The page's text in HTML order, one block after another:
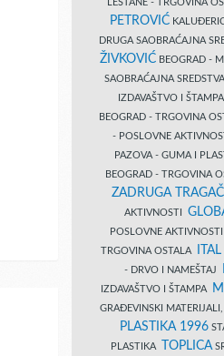
LEŠTANE - TRGOVINA
PETROVIĆ
DRUGA SAOBRAĆAJNA
ŽIVKOVIĆBEOGRAD -
SAOBRAĆAJNA SREDSTVA
IZDAVAŠTVO I ŠTAMPA
BEOGRAD - TRGOVINA
- POSLOVNE
PAZOVA - GUMA I
BEOGRAD - TRGOVINA
ZADRUGA TRAGAČ
AKTIVNOSTI
POSLOVNE AKTIVNOSTI
TRGOVINA OSTALA
- DRVO I NAMEŠTAJ
IZDAVAŠTVO I ŠTAMPA
GRAĐEVINSKI
PLASTIKA 1996
PLASTIKA
TOPLICA